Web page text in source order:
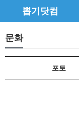
뽑기닷컴
문화
포토